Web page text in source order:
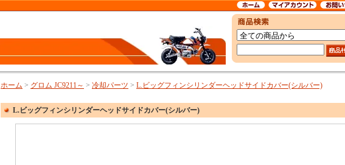
ホーム > グロム JC9211～ > 冷却パーツ > L.ビッグフィンシリンダーヘッドサイドカバー(シルバー)
L.ビッグフィンシリンダーヘッドサイドカバー(シルバー)